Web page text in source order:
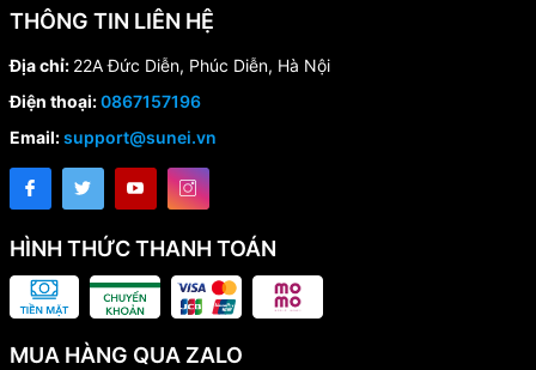
THÔNG TIN LIÊN HỆ
Địa chỉ: 22A Đức Diễn, Phúc Diễn, Hà Nội
Điện thoại:0867157196
Email:support@sunei.vn
HÌNH THỨC THANH TOÁN
MUA HÀNG QUA ZALO